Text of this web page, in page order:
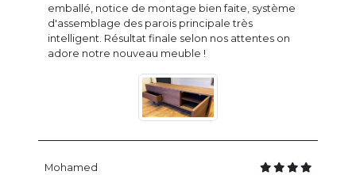
emballé, notice de montage bien faite, système
d'assemblage des parois principale très
intelligent. Résultat finale selon nos attentes on
adore notre nouveau meuble !
Mohamed